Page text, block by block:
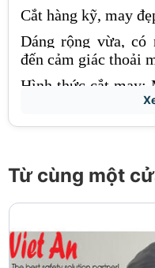
Cắt hàng kỹ, may
Dáng rộng vừa, có
đến cảm giác thoải
Hình thức cắt may:
Kiểu đồng phục
Sizes S – 5XL.
Thời gian giao
=> Giá áp dụng
Từ cùng một